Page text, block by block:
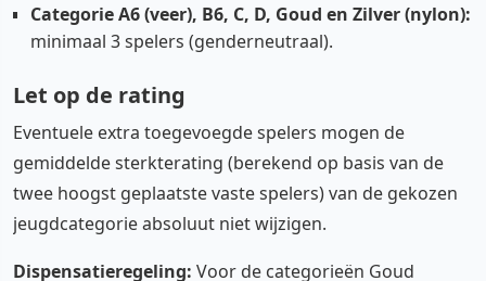
Categorie A6 (veer), B6, C, D, Goud en Zilver (nylon):
minimaal 3 spelers (genderneutraal).
Let op de rating
Eventuele extra toegevoegde spelers mogen de
gemiddelde sterkterating (berekend op basis van de
twee hoogst geplaatste vaste spelers) van de gekozen
jeugdcategorie absoluut niet wijzigen.
Dispensatieregeling: Voor de categorieën Goud